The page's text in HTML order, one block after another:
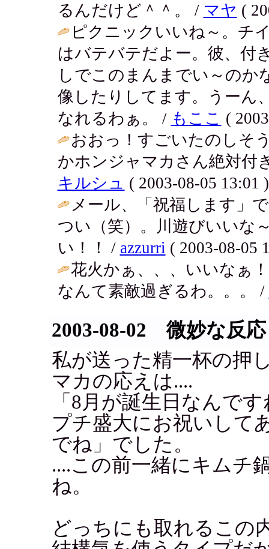
るんだけど＾＾。 / マヤ (
ピクニックいいね～。チ
はバテバテだよー。彼、付
しでこのまんまでい～のか
像したりしてます。うーん
なれるわぁ。 / もここ (
おおっ！すごいたのしそ
かホンジャマカさん絶対付
キルシュ ( 2003-08-05 13:01 )
メール、「祝福します」
つい（笑）。川遊びいいな
い！！ / azzurri ( 2003-08-05
花火かぁ、、、いいなぁ
なんて素敵過ぎるわ。。。 /
2003-08-02 微妙な反応
私が送った精一杯の押
マカの応えは....
「8月が誕生日なんで
プチ盛大にお祝いして
でね」でした。
....この前一緒にキムチ
ね。
どっちにも取れるこの